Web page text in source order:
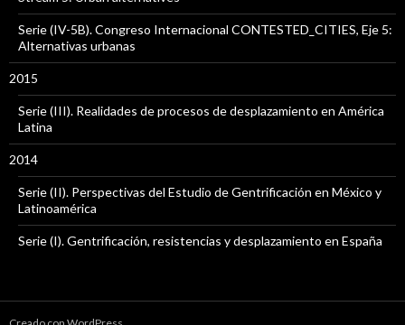
Serie (IV-5B). Congreso Internacional CONTESTED_CITIES, Eje 5:
Alternativas urbanas
2015
Serie (III). Realidades de procesos de desplazamiento en América
Latina
2014
Serie (II). Perspectivas del Estudio de Gentrificación en México y
Latinoamérica
Serie (I). Gentrificación, resistencias y desplazamiento en España